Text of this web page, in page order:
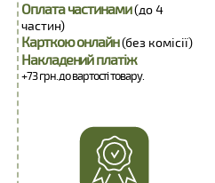
Оплата частинами(до 4
частин)
Карткою онлайн(без комісії)
Накладений платіж
+73 грн. до вартості товару.